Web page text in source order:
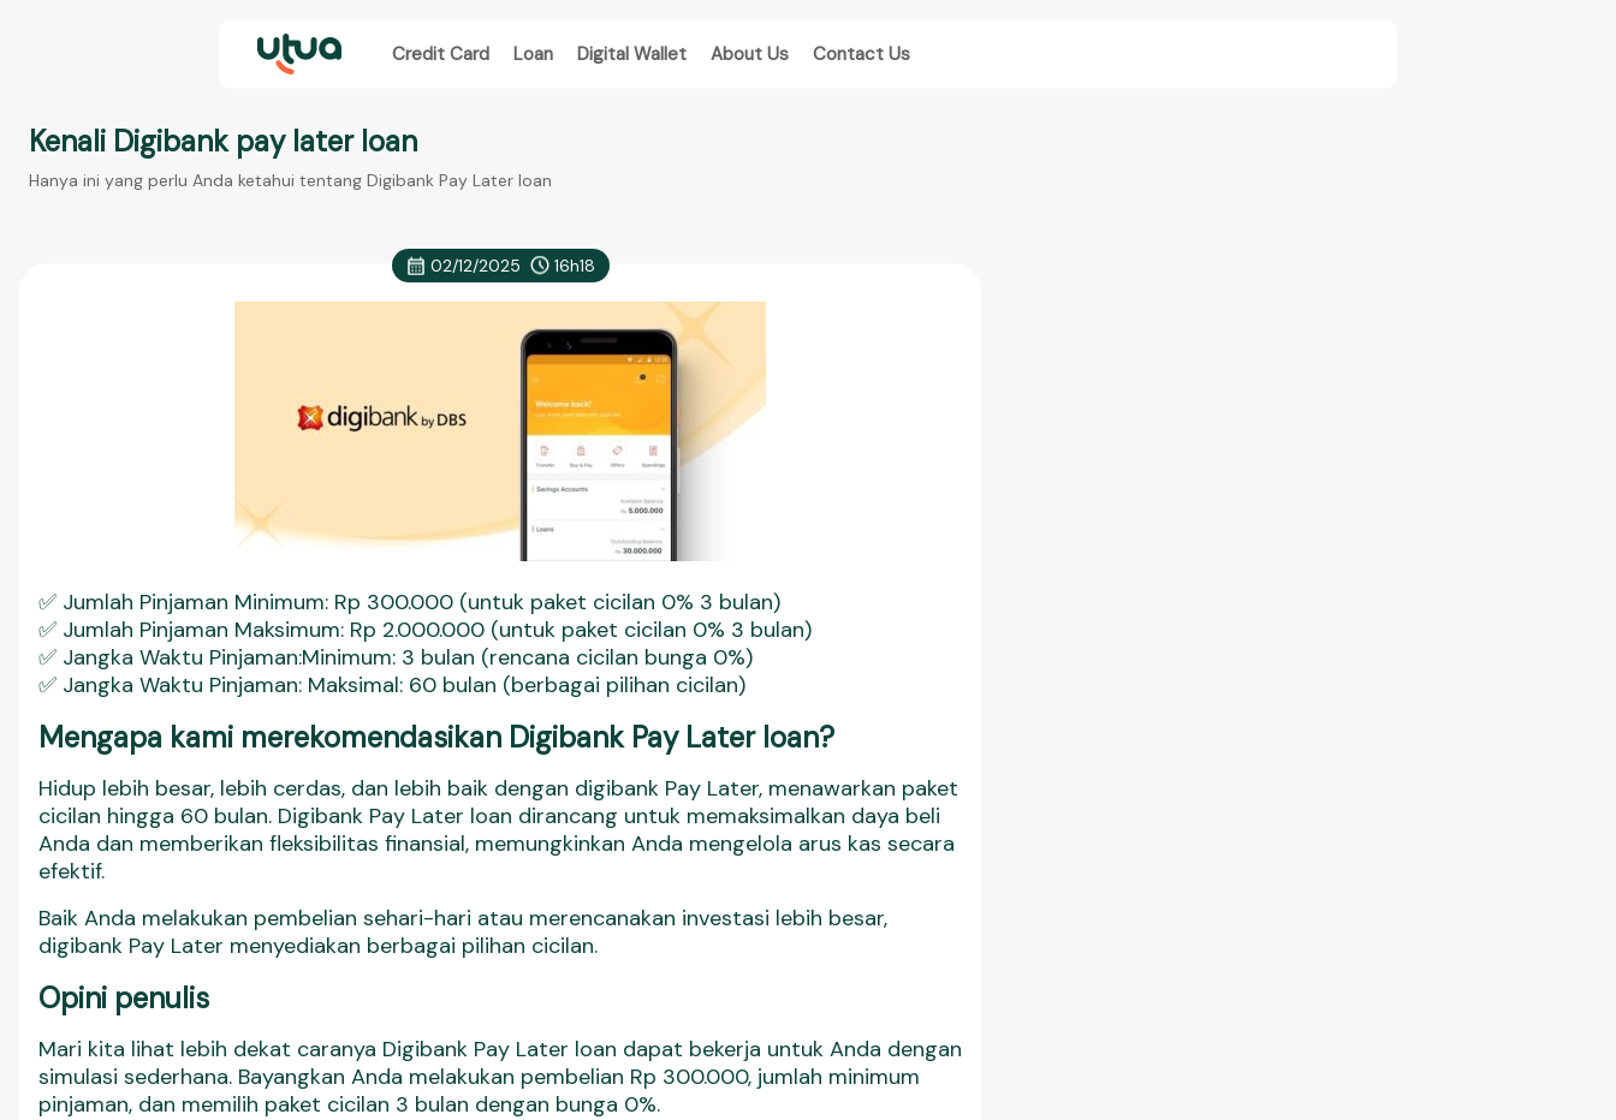
Credit Card Loan Digital Wallet About Us Contact Us
Kenali Digibank pay later loan
Hanya ini yang perlu Anda ketahui tentang Digibank Pay Later loan
02/12/2025 16h18
✅ Jumlah Pinjaman Minimum: Rp 300.000 (untuk paket cicilan 0% 3 bulan)
✅ Jumlah Pinjaman Maksimum: Rp 2.000.000 (untuk paket cicilan 0% 3 bulan)
✅ Jangka Waktu Pinjaman:Minimum: 3 bulan (rencana cicilan bunga 0%)
✅ Jangka Waktu Pinjaman: Maksimal: 60 bulan (berbagai pilihan cicilan)
Mengapa kami merekomendasikan Digibank Pay Later loan?
Hidup lebih besar, lebih cerdas, dan lebih baik dengan digibank Pay Later, menawarkan paket
cicilan hingga 60 bulan. Digibank Pay Later loan dirancang untuk memaksimalkan daya beli
Anda dan memberikan fleksibilitas finansial, memungkinkan Anda mengelola arus kas secara
efektif.
Baik Anda melakukan pembelian sehari-hari atau merencanakan investasi lebih besar,
digibank Pay Later menyediakan berbagai pilihan cicilan.
Opini penulis
Mari kita lihat lebih dekat caranya Digibank Pay Later loan dapat bekerja untuk Anda dengan
simulasi sederhana. Bayangkan Anda melakukan pembelian Rp 300.000, jumlah minimum
pinjaman, dan memilih paket cicilan 3 bulan dengan bunga 0%.